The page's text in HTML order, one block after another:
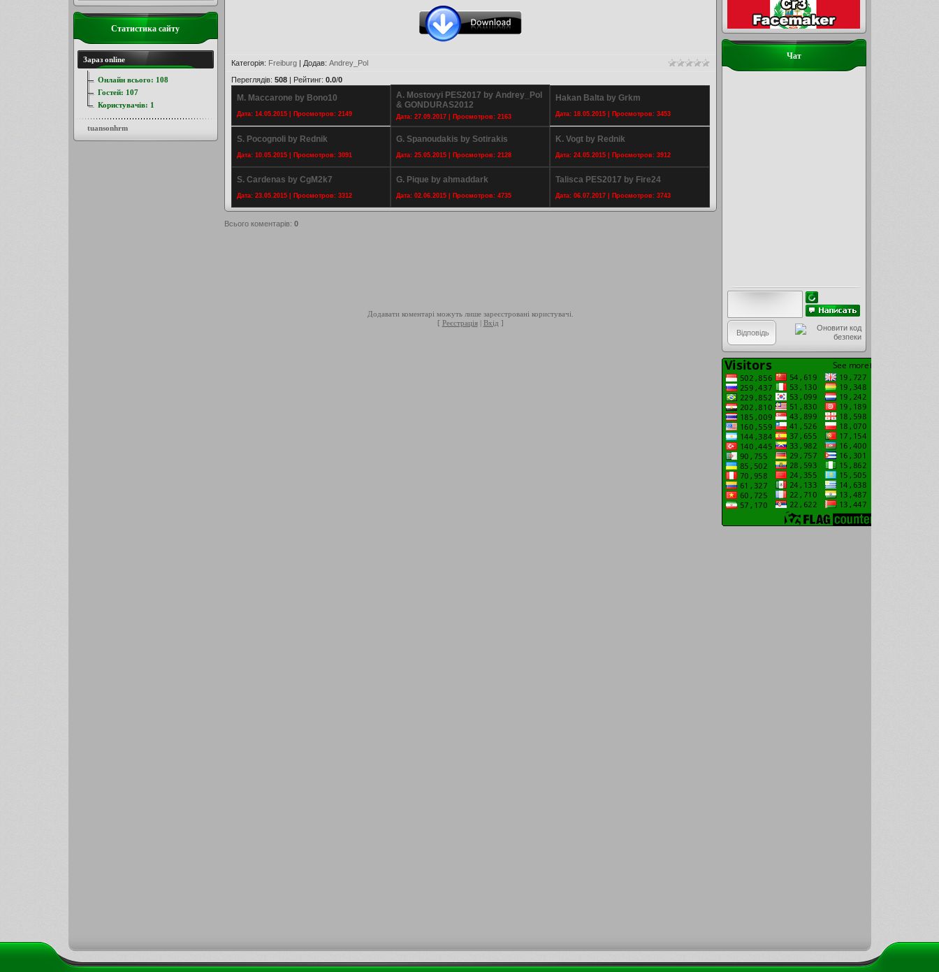
Категорія: Freiburg| Додав: Andrey_Pol
Переглядів: 508| Рейтинг: 0.0/0
M. Maccarone by Bono10
Дата: 14.05.2015 | Просмотров: 2149
A. Mostovyi PES2017 by Andrey_Pol
& GONDURAS2012
Дата: 27.09.2017 | Просмотров: 2163
Hakan Balta by Grkm
Дата: 18.05.2015 | Просмотров: 3453
S. Pocognoli by Rednik
Дата: 10.05.2015 | Просмотров: 3091
G. Spanoudakis by Sotirakis
Дата: 25.05.2015 | Просмотров: 2128
K. Vogt by Rednik
Дата: 24.05.2015 | Просмотров: 3912
S. Cardenas by CgM2k7
Дата: 23.05.2015 | Просмотров: 3312
G. Pique by ahmaddark
Дата: 02.06.2015 | Просмотров: 4735
Talisca PES2017 by Fire24
Дата: 06.07.2017 | Просмотров: 3743
Всього коментарів: 0
Додавати коментарі можуть лише зареєстровані користувачі.
[ Реєстрація| Вхід ]
Чат
Статистика сайту
Зараз online
Онлайн всього: 108
Гостей: 107
Користувачів: 1
tuansonhrm